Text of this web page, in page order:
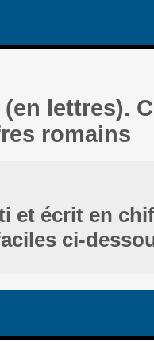
lettres).
romains
et écrit en
ci-